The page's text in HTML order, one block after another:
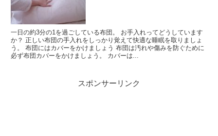
一日の約3分の1を過ごしている布団。 お手入れってどうしています
か？ 正しい布団の手入れをしっかり覚えて快適な睡眠を取りましょ
う。 布団にはカバーをかけましょう 布団は汚れや傷みを防ぐために
必ず布団カバーをかけましょう。 カバーは...
スポンサーリンク